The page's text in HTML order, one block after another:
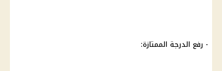
- رفع الدرجة الممتازة: